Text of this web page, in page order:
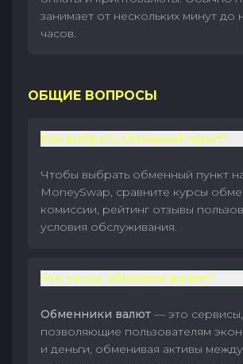
занимает от нескольких минут до
часов.
ОБЩИЕ ВОПРОСЫ
Как выбрать обменный пункт?
Чтобы выбрать обменный пункт
MoneySwap, сравните курсы
комиссии, рейтинг отзывы
условия обслуживания.
Что такое обменник валют?
Обменники валют — это сервисы,
позволяющие пользователям
и деньги, обменивая активы между